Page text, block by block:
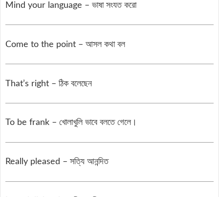
Mind your language – ভাষা সংযত করো
Come to the point – আসল কথা বল
That’s right – ঠিক বলেছেন
To be frank – খোলাখুলি ভাবে বলতে গেলে।
Really pleased – সত্যি আনন্দিত